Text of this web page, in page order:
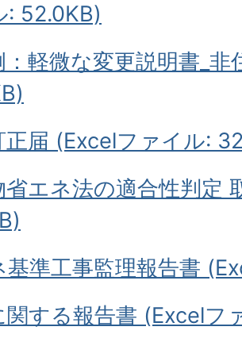
: 52.0KB)
：軽微な変更説明書_
正届 (Excelファイル:
省エネ法の適合性判定
基準工事監理報告書
関する報告書 (Excelフ